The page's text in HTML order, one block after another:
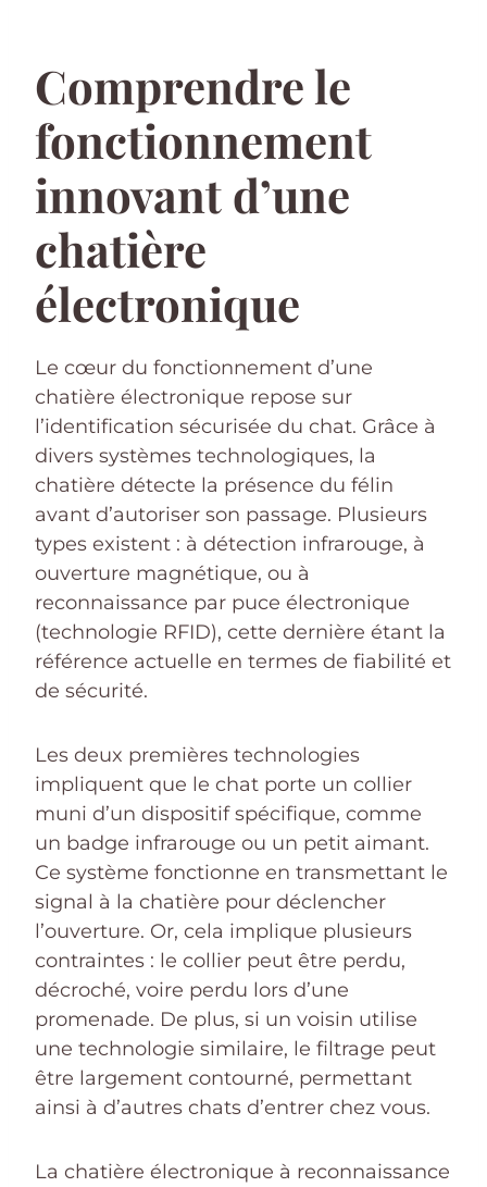
Comprendre le
fonctionnement
innovant d’une
chatière
électronique
Le cœur du fonctionnement d’une
chatière électronique repose sur
l’identification sécurisée du chat. Grâce à
divers systèmes technologiques, la
chatière détecte la présence du félin
avant d’autoriser son passage. Plusieurs
types existent : à détection infrarouge, à
ouverture magnétique, ou à
reconnaissance par puce électronique
(technologie RFID), cette dernière étant la
référence actuelle en termes de fiabilité et
de sécurité.
Les deux premières technologies
impliquent que le chat porte un collier
muni d’un dispositif spécifique, comme
un badge infrarouge ou un petit aimant.
Ce système fonctionne en transmettant le
signal à la chatière pour déclencher
l’ouverture. Or, cela implique plusieurs
contraintes : le collier peut être perdu,
décroché, voire perdu lors d’une
promenade. De plus, si un voisin utilise
une technologie similaire, le filtrage peut
être largement contourné, permettant
ainsi à d’autres chats d’entrer chez vous.
La chatière électronique à reconnaissance